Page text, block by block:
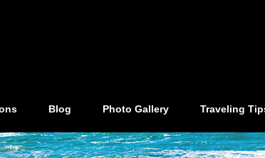
Blog Photo Gallery Traveling